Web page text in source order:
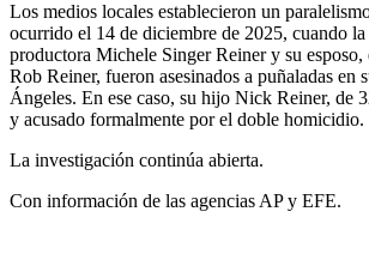
Los medios locales establecieron un
ocurrido el 14 de diciembre de 2025, cuando
productora Michele Singer Reiner y su
Rob Reiner, fueron asesinados a puñaladas en
Ángeles. En ese caso, su hijo Nick Reiner, de
y acusado formalmente por el doble homicidio.
La investigación continúa abierta.
Con información de las agencias AP y EFE.